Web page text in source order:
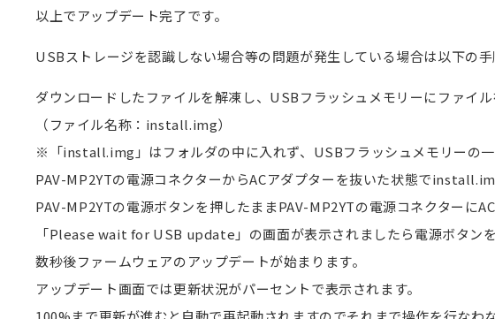
以上でアップデート完了です。
USBストレージを認識しない場合等の問題が発生している場合は以下の
ダウンロードしたファイルを解凍し、USBフラッシュメモリーにファイル
（ファイル名称：install.img）
※「install.img」はフォルダの中に入れず、USBフラッシュメモリーの一
PAV-MP2YTの電源コネクターからACアダプターを抜いた状態で
PAV-MP2YTの電源ボタンを押したままPAV-MP2YTの電源コネクターに
「Please wait for USB update」の画面が表示されましたら電源ボタンを
数秒後ファームウェアのアップデートが始まります。
アップデート画面では更新状況がパーセントで表示されます。